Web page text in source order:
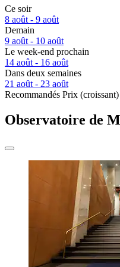
Ce soir
8 août - 9 août
Demain
9 août - 10 août
Le week-end prochain
14 août - 16 août
Dans deux semaines
21 août - 23 août
Recommandés Prix (croissant)
Observatoire de